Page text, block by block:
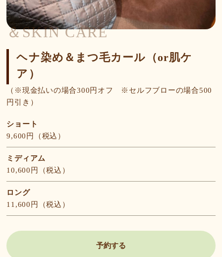
＆SKIN CARE
ヘナ染め＆まつ毛カール（or肌ケ
ア）
（※現金払いの場合300円オフ ※セルフブローの場合500
円引き）
ショート
9,600円（税込）
ミディアム
10,600円（税込）
ロング
11,600円（税込）
予約する